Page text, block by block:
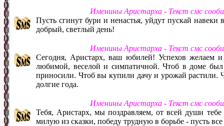
Именины Аристарха - Текст смс
Пусть сгинут бури и ненастья, уйдут пускай
добрый, светлый день!
Именины Аристарха - Текст смс
Сегодня, Аристарх, ваш юбилей! Успехов желаем
любимой, веселой и симпатичной. Чтоб в доме
приносили. Чтоб вы купили дачу и урожай растили.
долгие года.
Именины Аристарха - Текст смс
Тебя, Аристарх, мы поздравляем, от всей души
милую из сказки, победу трудную в борьбе - пусть все